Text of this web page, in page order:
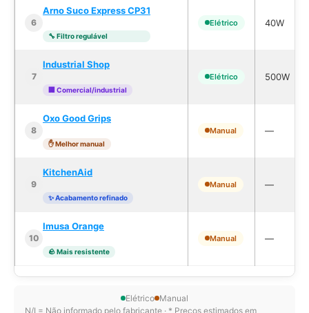
6
Arno Suco Express CP31
🔧 Filtro regulável
Elétrico 40W
7
Industrial Shop
🏢 Comercial/industrial
Elétrico 500W
8
Oxo Good Grips
✋ Melhor manual
Manual —
9
KitchenAid
✨ Acabamento refinado
Manual —
10
Imusa Orange
🪨 Mais resistente
Manual —
Elétrico Manual
N/I = Não informado pelo fabricante · * Preços estimados em